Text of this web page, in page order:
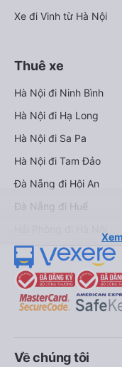
Xe đi Vinh từ Hà Nội
Thuê xe
Hà Nội đi Ninh Bình
Hà Nội đi Hạ Long
Hà Nội đi Sa Pa
Hà Nội đi Tam Đảo
Đà Nẵng đi Hội An
Đà Nẵng đi Huế
Về chúng tôi